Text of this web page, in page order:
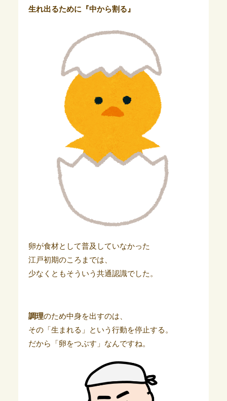
生れ出るために『中から割る』
卵が食材として普及していなかった
江戸初期のころまでは、
少なくともそういう共通認識でした。
調理のため中身を出すのは、
その「生まれる」という行動を停止する。
だから「卵をつぶす」なんですね。